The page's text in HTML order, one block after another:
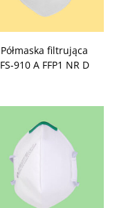
Półmaska filtrująca
FS-910 A FFP1 NR D